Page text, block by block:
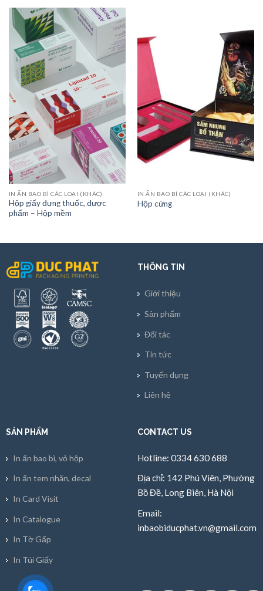
IN ẤN BAO BÌ CÁC LOẠI (KHÁC)
Hộp giấy đựng thuốc, dược
phẩm – Hộp mềm
IN ẤN BAO BÌ CÁC LOẠI (KHÁC)
Hộp cứng
THÔNG TIN
Giới thiệu
Sản phẩm
Đối tác
Tin tức
Tuyển dụng
Liên hệ
SẢN PHẨM
In ấn bao bì, vỏ hộp
In ấn tem nhãn, decal
In Card Visit
In Catalogue
In Tờ Gấp
In Túi Giấy
CONTACT US
Hotline: 0334 630 688
Địa chỉ: 142 Phú Viên, Phường
Bồ Đề, Long Biên, Hà Nội
Email:
inbaobiducphat.vn@gmail.com